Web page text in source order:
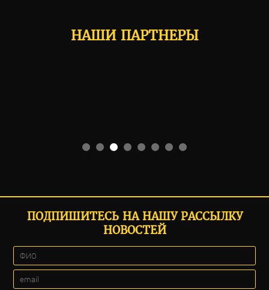
НАШИ ПАРТНЕРЫ
ПОДПИШИТЕСЬ НА НАШУ РАССЫЛКУ
НОВОСТЕЙ